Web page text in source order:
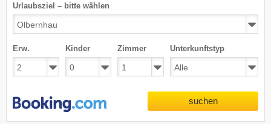
Urlaubsziel – bitte wählen
Erw. Kinder Zimmer Unterkunftstyp
suchen